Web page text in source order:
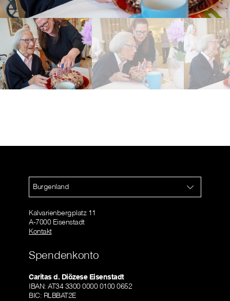
Burgenland
Kalvarienbergplatz 11
A-7000 Eisenstadt
Kontakt
Spendenkonto
Caritas d. Diözese Eisenstadt
IBAN: AT34 3300 0000 0100 0652
BIC: RLBBAT2E